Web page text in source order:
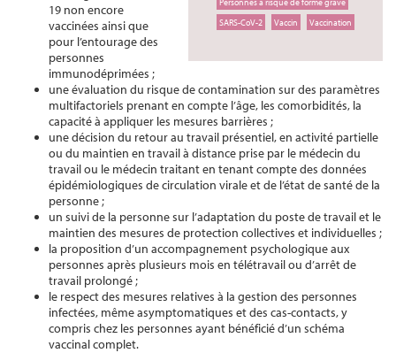
SARS-CoV-2
Vaccin Vaccination
19 non encore
vaccinées ainsi que
pour l’entourage des
personnes
immunodéprimées ;
une évaluation du risque de contamination sur des paramètres
multifactoriels prenant en compte l’âge, les comorbidités, la
capacité à appliquer les mesures barrières ;
une décision du retour au travail présentiel, en activité partielle
ou du maintien en travail à distance prise par le médecin du
travail ou le médecin traitant en tenant compte des données
épidémiologiques de circulation virale et de l’état de santé de la
personne ;
un suivi de la personne sur l’adaptation du poste de travail et le
maintien des mesures de protection collectives et individuelles ;
la proposition d’un accompagnement psychologique aux
personnes après plusieurs mois en télétravail ou d’arrêt de
travail prolongé ;
le respect des mesures relatives à la gestion des personnes
infectées, même asymptomatiques et des cas-contacts, y
compris chez les personnes ayant bénéficié d’un schéma
vaccinal complet.